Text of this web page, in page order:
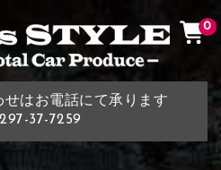
せはお電話にて承ります
37-7259
0